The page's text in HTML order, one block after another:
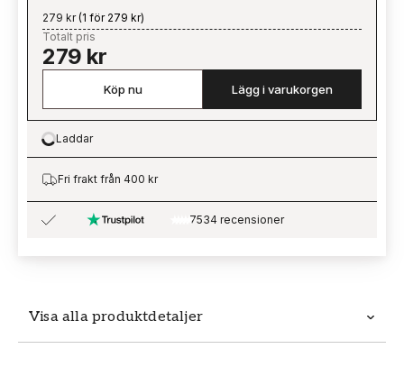
Visa alla produktdetaljer
279 kr(1 för 279 kr)
Totalt pris
279 kr
Köp nu Lägg i varukorgen
Loading…
Laddar
Fri frakt från 400 kr
7534 recensioner